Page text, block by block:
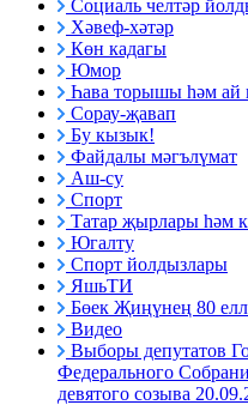
Социаль челтәр
Хәвеф-хәтәр
Көн кадагы
Юмор
Һава торышы һәм ай
Сорау-җавап
Бу кызык!
Файдалы мәгълүмат
Аш-су
Спорт
Татар җырлары һәм
Югалту
Спорт йолдызлары
ЯшьТИ
Бөек Җиңүнең 80
Видео
Выборы депутатов
Федерального
девятого созыва